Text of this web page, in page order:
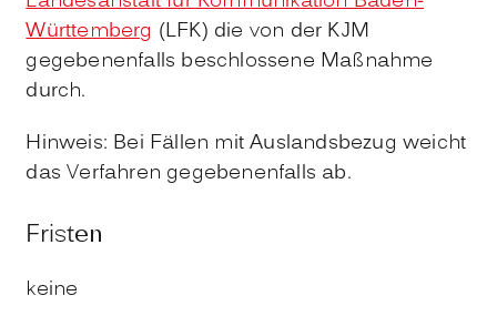
Württemberg (LFK) die von der KJM
gegebenenfalls beschlossene Maßnahme
durch.
Hinweis: Bei Fällen mit Auslandsbezug weicht
das Verfahren gegebenenfalls ab.
Fristen
keine